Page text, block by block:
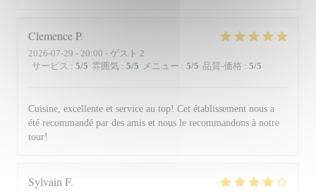
ClemenceP
2026-07-29 - 20:00 - ゲスト 2
サービス : 5/5 雰囲気 : 5/5 メニュー : 5/5 品質-価格 : 5/5
Cuisine, excellente et service au top! Cet établissement nous a
été recommandé par des amis et nous le recommandons à notre
tour!
Sylvain F